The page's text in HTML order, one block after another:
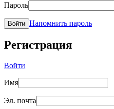
Пароль
Войти Напомнить пароль
Регистрация
Войти
Имя
Эл. почта